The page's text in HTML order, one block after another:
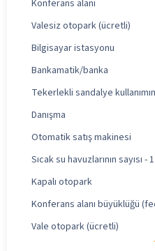
Konferans alanı
Valesiz otopark (ücretli)
Bilgisayar istasyonu
Bankamatik/banka
Tekerlekli sandalye
Danışma
Otomatik satış makinesi
Sıcak su havuzlarının sayısı - 1
Kapalı otopark
Konferans alanı büyüklüğü
Vale otopark (ücretli)